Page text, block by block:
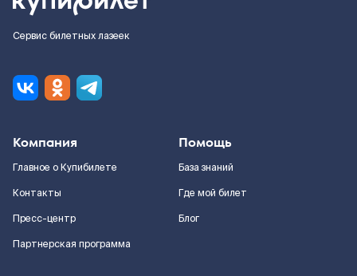
Сервис билетных лазеек
Компания
Главное о Купибилете
Контакты
Пресс-центр
Партнерская программа
Помощь
База знаний
Где мой билет
Блог